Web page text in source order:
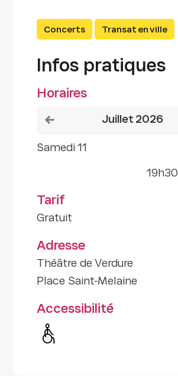
Concerts Transat en ville
Infos pratiques
Horaires
Voir le mois précédentjuillet 2026
samedi 11
19h30
Tarif
Gratuit
Adresse
Théâtre de Verdure
Place Saint-Melaine
Accessibilité